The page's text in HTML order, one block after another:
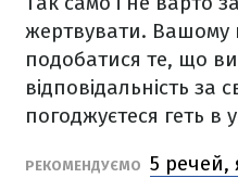
жертвувати. Вашому
подобатися те, що
відповідальність за
погоджуєтеся геть в
РЕКОМЕНДУЄМО 5 речей,